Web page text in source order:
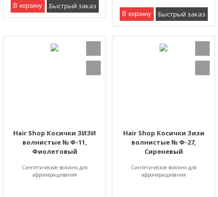
В корзину Быстрый заказ
В корзину Быстрый заказ
Hair Shop Косички ЗИЗИ
волнистые № Ф-11,
Фиолетовый
Синтетическое волокно для
афронаращивания
Hair Shop Косички Зизи
волнистые № Ф-27,
Сиреневый
Синтетическое волокно для
афронаращивания